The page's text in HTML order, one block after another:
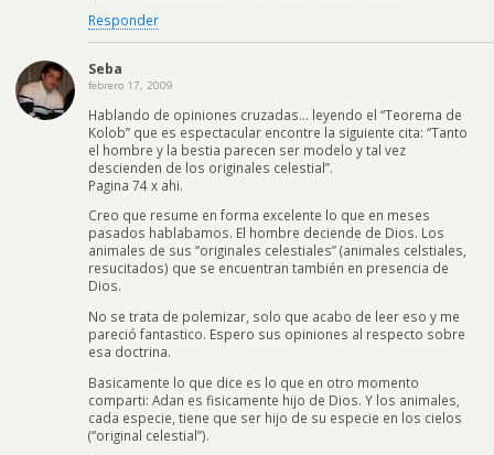
Responder
Seba
febrero 17, 2009
Hablando de opiniones cruzadas… leyendo el “Teorema de
Kolob” que es espectacular encontre la siguiente cita: “Tanto
el hombre y la bestia parecen ser modelo y tal vez
descienden de los originales celestial”.
Pagina 74 x ahi.
Creo que resume en forma excelente lo que en meses
pasados hablabamos. El hombre deciende de Dios. Los
animales de sus “originales celestiales” (animales celstiales,
resucitados) que se encuentran también en presencia de
Dios.
No se trata de polemizar, solo que acabo de leer eso y me
pareció fantastico. Espero sus opiniones al respecto sobre
esa doctrina.
Basicamente lo que dice es lo que en otro momento
comparti: Adan es fisicamente hijo de Dios. Y los animales,
cada especie, tiene que ser hijo de su especie en los cielos
(“original celestial”).